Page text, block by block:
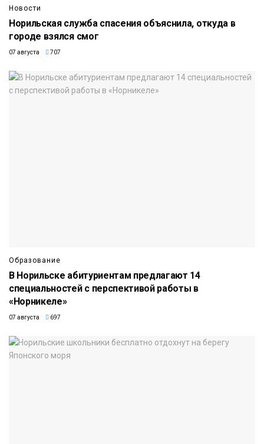
Новости
Норильская служба спасения объяснила, откуда в
городе взялся смог
07 августа 707
Образование
В Норильске абитуриентам предлагают 14
специальностей с перспективой работы в
«Норникеле»
07 августа 697